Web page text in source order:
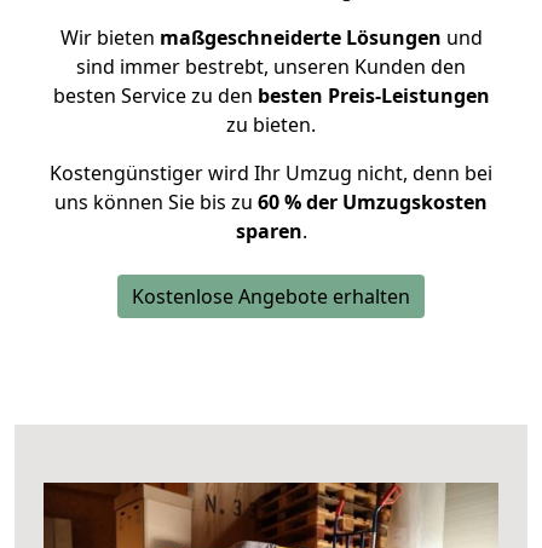
Wir bieten maßgeschneiderte Lösungen und
sind immer bestrebt, unseren Kunden den
besten Service zu den besten Preis-Leistungen
zu bieten.
Kostengünstiger wird Ihr Umzug nicht, denn bei
uns können Sie bis zu 60 % der Umzugskosten
sparen.
Kostenlose Angebote erhalten